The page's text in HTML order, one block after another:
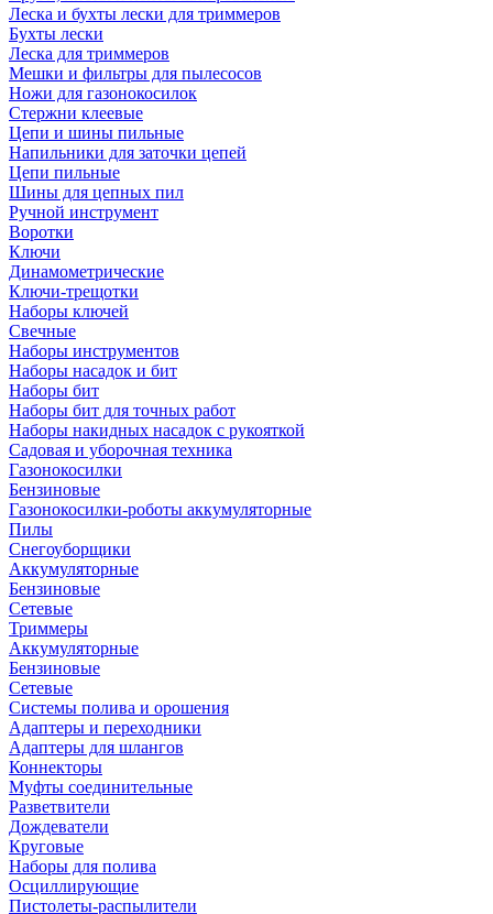
Леска и бухты лески для триммеров
Бухты лески
Леска для триммеров
Мешки и фильтры для пылесосов
Ножи для газонокосилок
Стержни клеевые
Цепи и шины пильные
Напильники для заточки цепей
Цепи пильные
Шины для цепных пил
Ручной инструмент
Воротки
Ключи
Динамометрические
Ключи-трещотки
Наборы ключей
Свечные
Наборы инструментов
Наборы насадок и бит
Наборы бит
Наборы бит для точных работ
Наборы накидных насадок с рукояткой
Садовая и уборочная техника
Газонокосилки
Бензиновые
Газонокосилки-роботы аккумуляторные
Пилы
Снегоуборщики
Аккумуляторные
Бензиновые
Сетевые
Триммеры
Аккумуляторные
Бензиновые
Сетевые
Системы полива и орошения
Адаптеры и переходники
Адаптеры для шлангов
Коннекторы
Муфты соединительные
Разветвители
Дождеватели
Круговые
Наборы для полива
Осциллирующие
Пистолеты-распылители